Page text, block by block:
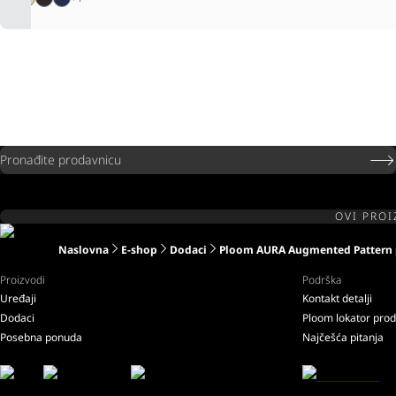
Pronađite prodavnicu
OVI
Naslovna E-shop Dodaci
Ploom AURA Augmented
Proizvodi
Uređaji
Dodaci
Posebna ponuda
Podrška
Kontakt detalji
Ploom lokator
Najčešća pitanja